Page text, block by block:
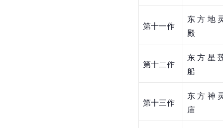
第十一作
东方地
殿
第十二作
东方星
船
第十三作
东方神
庙